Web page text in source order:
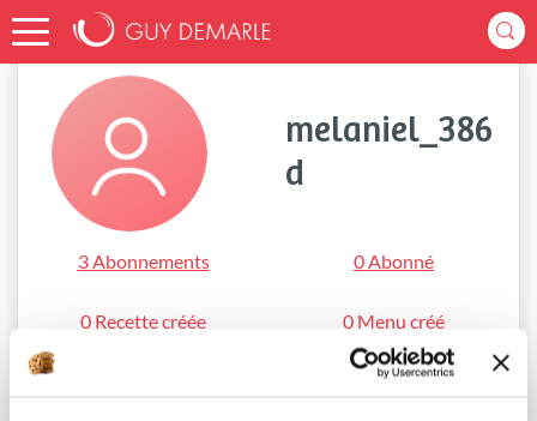
Accueil melaniel_386d
melaniel_386
d
3 Abonnements 0 Abonné
0 Recette créée 0 Menu créé